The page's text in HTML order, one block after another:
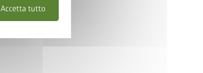
Accetta tutto